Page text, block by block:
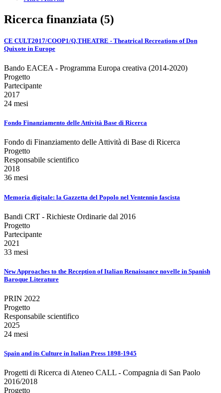
Ricerca finanziata (5)
CE CULT2017/COOP1/Q.THEATRE - Theatrical Recreations of Don
Quixote in Europe
Bando EACEA - Programma Europa creativa (2014-2020)
Progetto
Partecipante
2017
24 mesi
Fondo Finanziamento delle Attività Base di Ricerca
Fondo di Finanziamento delle Attività di Base di Ricerca
Progetto
Responsabile scientifico
2018
36 mesi
Memoria digitale: la Gazzetta del Popolo nel Ventennio fascista
Bandi CRT - Richieste Ordinarie dal 2016
Progetto
Partecipante
2021
33 mesi
New Approaches to the Reception of Italian Renaissance novelle in Spanish
Baroque Literature
PRIN 2022
Progetto
Responsabile scientifico
2025
24 mesi
Spain and its Culture in Italian Press 1898-1945
Progetti di Ricerca di Ateneo CALL - Compagnia di San Paolo
2016/2018
Progetto